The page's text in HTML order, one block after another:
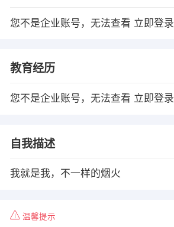
您不是企业账号，无法查看 立即登录
教育经历
您不是企业账号，无法查看 立即登录
自我描述
我就是我，不一样的烟火
温馨提示